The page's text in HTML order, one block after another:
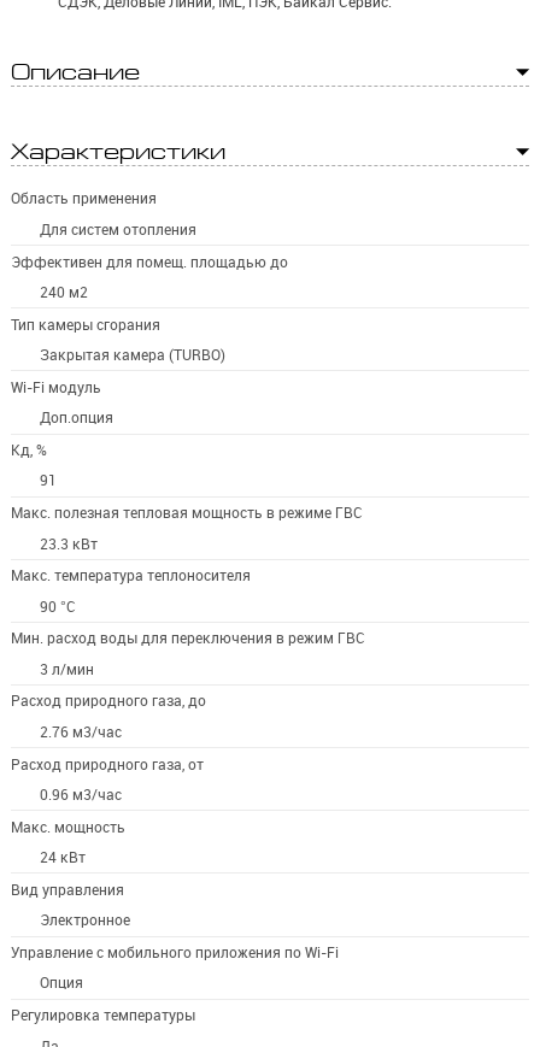
Описание
Характеристики
Область применения
Для систем отопления
Эффективен для помещ. площадью до
240 м2
Тип камеры сгорания
Закрытая камера (TURBO)
Wi-Fi модуль
Доп.опция
Кд, %
91
Макс. полезная тепловая мощность в режиме ГВС
23.3 кВт
Макс. температура теплоносителя
90 °С
Мин. расход воды для переключения в режим ГВС
3 л/мин
Расход природного газа, до
2.76 м3/час
Расход природного газа, от
0.96 м3/час
Макс. мощность
24 кВт
Вид управления
Электронное
Управление c мобильного приложения по Wi-Fi
Опция
Регулировка температуры